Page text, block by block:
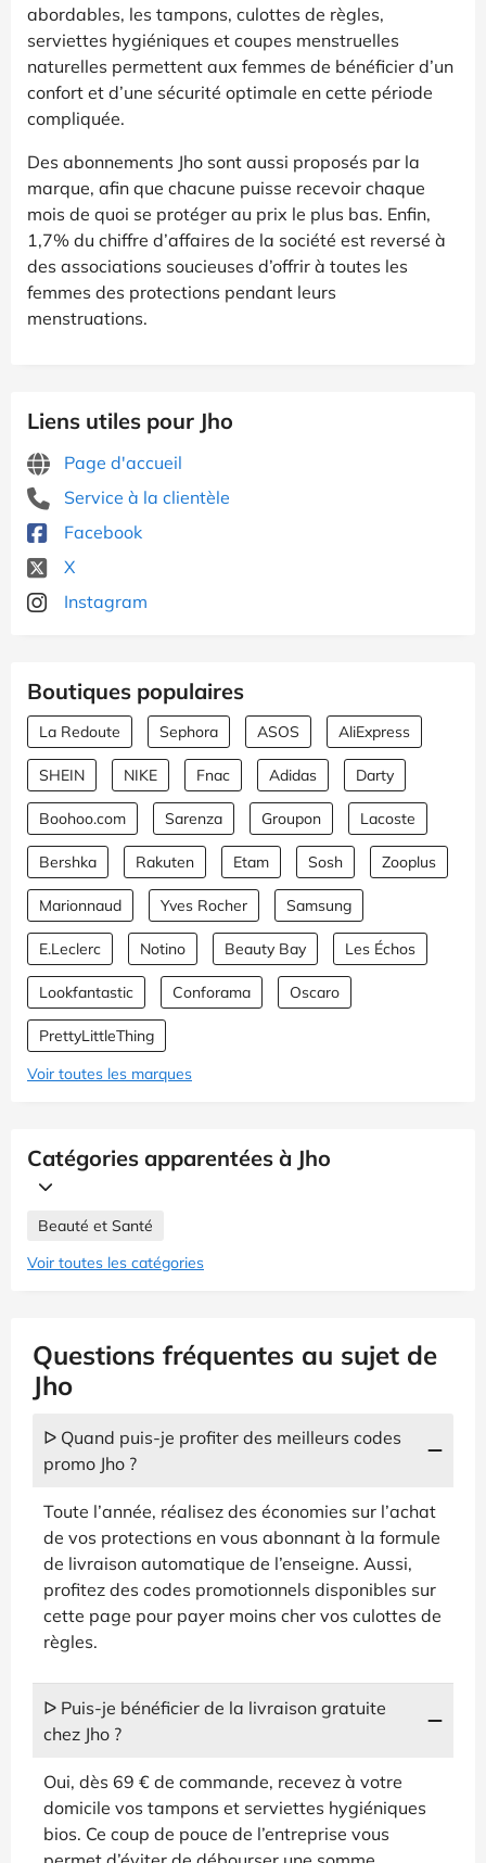
abordables, les tampons, culottes de règles,
serviettes hygiéniques et coupes menstruelles
naturelles permettent aux femmes de bénéficier d’un
confort et d’une sécurité optimale en cette période
compliquée.
Des abonnements Jho sont aussi proposés par la
marque, afin que chacune puisse recevoir chaque
mois de quoi se protéger au prix le plus bas. Enfin,
1,7% du chiffre d’affaires de la société est reversé à
des associations soucieuses d’offrir à toutes les
femmes des protections pendant leurs
menstruations.
Liens utiles pour Jho
Page d'accueil
Service à la clientèle
Facebook
X
Instagram
Boutiques populaires
La Redoute Sephora ASOS AliExpress
SHEIN NIKE Fnac Adidas Darty
Boohoo.com Sarenza Groupon Lacoste
Bershka Rakuten Etam Sosh Zooplus
Marionnaud Yves Rocher Samsung
E.Leclerc Notino Beauty Bay Les Échos
Lookfantastic Conforama Oscaro
PrettyLittleThing
Voir toutes les marques
Catégories apparentées à Jho
Beauté et Santé
Voir toutes les catégories
Questions fréquentes au sujet de
Jho
ᐅ Quand puis-je profiter des meilleurs codes
promo Jho ?
Toute l’année, réalisez des économies sur l’achat
de vos protections en vous abonnant à la formule
de livraison automatique de l’enseigne. Aussi,
profitez des codes promotionnels disponibles sur
cette page pour payer moins cher vos culottes de
règles.
ᐅ Puis-je bénéficier de la livraison gratuite
chez Jho ?
Oui, dès 69 € de commande, recevez à votre
domicile vos tampons et serviettes hygiéniques
bios. Ce coup de pouce de l’entreprise vous